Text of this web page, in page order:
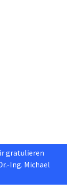
gratulieren
Ing. Michael